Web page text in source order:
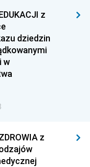
z
dziedzin
w
z